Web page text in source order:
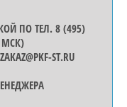
ПО ТЕЛ. 8 (495)
МСК)
ST.RU